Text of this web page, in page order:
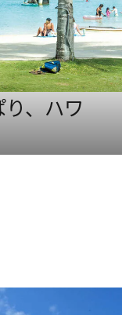
、ハワ